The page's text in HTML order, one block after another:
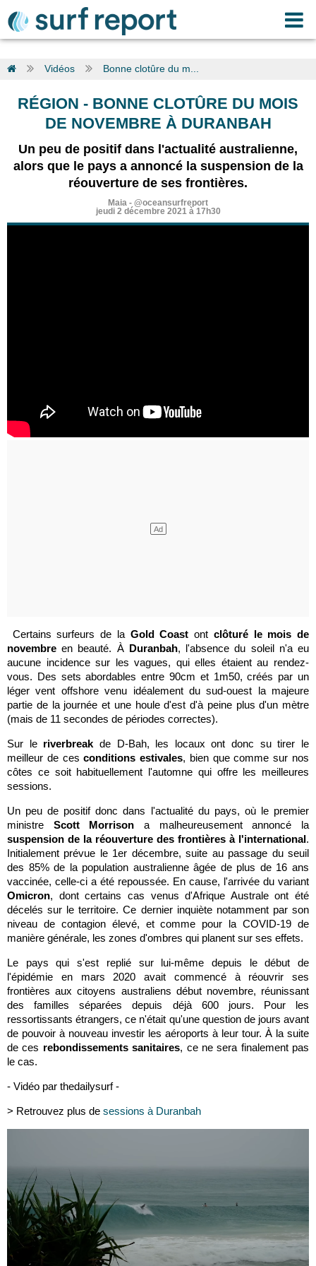
Vidéos Bonne clotûre du m...
RÉGION - BONNE CLOTÛRE DU MOIS
DE NOVEMBRE À DURANBAH
Un peu de positif dans l'actualité australienne,
alors que le pays a annoncé la suspension de la
réouverture de ses frontières.
Maia - @oceansurfreport
jeudi 2 décembre 2021 à 17h30
Certains surfeurs de la Gold Coast ont clôturé le mois de
novembre en beauté. À Duranbah, l'absence du soleil n'a eu
aucune incidence sur les vagues, qui elles étaient au rendez-
vous. Des sets abordables entre 90cm et 1m50, créés par un
léger vent offshore venu idéalement du sud-ouest la majeure
partie de la journée et une houle d'est d'à peine plus d'un mètre
(mais de 11 secondes de périodes correctes).
Sur le riverbreak de D-Bah, les locaux ont donc su tirer le
meilleur de cesconditions estivales, bien que comme sur nos
côtes ce soit habituellement l'automne qui offre les meilleures
sessions.
Un peu de positif donc dans l'actualité du pays, où le premier
ministre Scott Morrison a malheureusement annoncé la
suspension de la réouverture des frontières à l'international.
Initialement prévue le 1er décembre, suite au passage du seuil
des 85% de la population australienne âgée de plus de 16 ans
vaccinée, celle-ci a été repoussée. En cause, l'arrivée du variant
Omicron, dont certains cas venus d'Afrique Australe ont été
décelés sur le territoire. Ce dernier inquiète notamment par son
niveau de contagion élevé, et comme pour la COVID-19 de
manière générale, les zones d'ombres qui planent sur ses effets.
Le pays qui s'est replié sur lui-même depuis le début de
l'épidémie en mars 2020 avait commencé à réouvrir ses
frontières aux citoyens australiens début novembre, réunissant
des familles séparées depuis déjà 600 jours. Pour les
ressortissants étrangers, ce n'était qu'une question de jours avant
de pouvoir à nouveau investir les aéroports à leur tour. À la suite
de ces rebondissements sanitaires, ce ne sera finalement pas
le cas.
- Vidéo par thedailysurf -
> Retrouvez plus de sessions à Duranbah